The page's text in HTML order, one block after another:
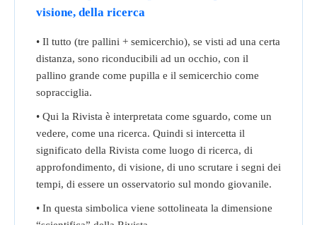
visione, della ricerca
• Il tutto (tre pallini + semicerchio), se visti ad una certa
distanza, sono riconducibili ad un occhio, con il
pallino grande come pupilla e il semicerchio come
sopracciglia.
• Qui la Rivista è interpretata come sguardo, come un
vedere, come una ricerca. Quindi si intercetta il
significato della Rivista come luogo di ricerca, di
approfondimento, di visione, di uno scrutare i segni dei
tempi, di essere un osservatorio sul mondo giovanile.
• In questa simbolica viene sottolineata la dimensione